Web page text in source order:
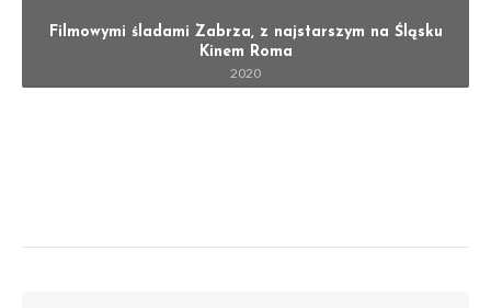
Filmowymi śladami Zabrza, z najstarszym na Śląsku
Kinem Roma
2020